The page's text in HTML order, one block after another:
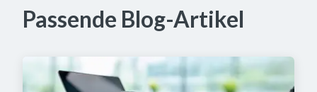
Passende Blog-Artikel